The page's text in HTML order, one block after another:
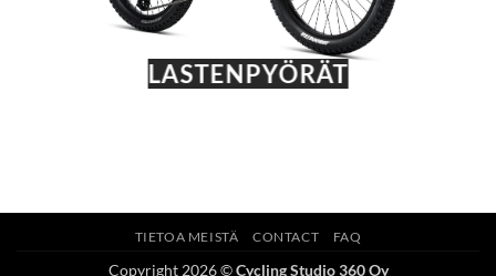
LASTENPYÖRÄT
TIETOA MEISTÄ CONTACT FAQ
Copyright 2026 ©Cycling Studio 360 Oy